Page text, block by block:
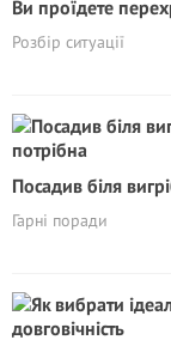
Ви проїдете
Розбір ситуації
Посадив біля
Гарні поради